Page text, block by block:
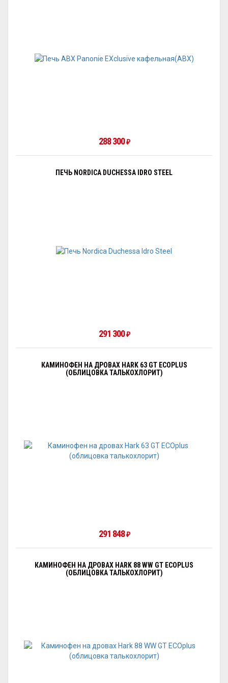
288 300 ₽
ПЕЧЬ NORDICA DUCHESSA IDRO STEEL
291 300 ₽
КАМИНОФЕН НА ДРОВАХ HARK 63 GT ECOPLUS
(ОБЛИЦОВКА ТАЛЬКОХЛОРИТ)
291 848 ₽
КАМИНОФЕН НА ДРОВАХ HARK 88 WW GT ECOPLUS
(ОБЛИЦОВКА ТАЛЬКОХЛОРИТ)